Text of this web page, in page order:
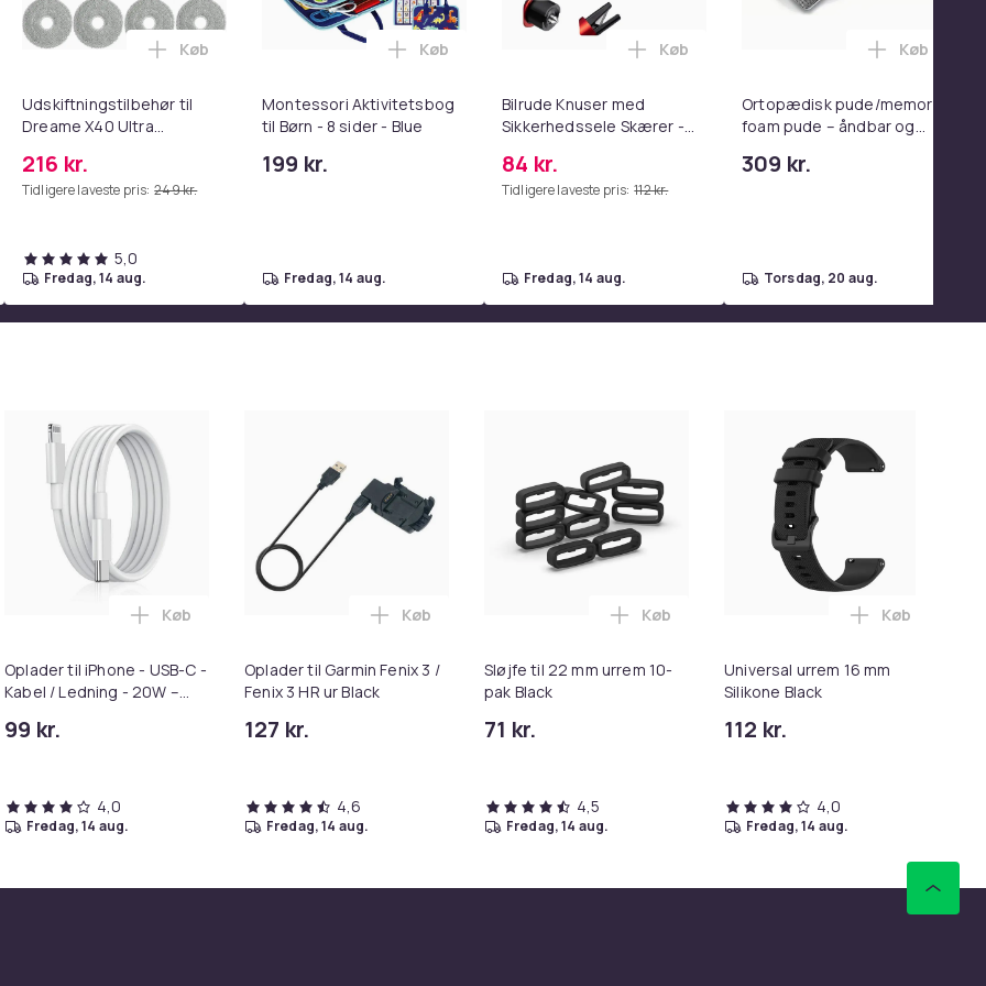
- Mave- og coretræning, yoga og hjemmetræningscenter Pink i kurven
Beauty Vanity Namira - make up spejl med belysning - hollywood spejl - schminke spejl med lys - hvid - dæmpbar med tre
Udskiftningstilbehør til
Dreame X40 Ultra
216 kr.
Tidligere laveste pris: 249 kr.
Læg Udskiftningstilbehør til Dreame X40 Ultra Complete i kurven
Køb
5,0
fredag, 14 aug.
Montessori Aktivitetsbog
til Børn - 8 sider - Blue
199 kr.
Læg Montessori Aktivitetsbog til Børn - 8 sider - Blue i kurven
Køb
fredag, 14 aug.
Bilrude Knuser med
Sikkerhedssele Skærer -
Kompatibel med Alle
Bilmodeller Red
84 kr.
Tidligere laveste pris: 112 kr.
Læg Bilrude Knuser med
Køb
fredag, 14 aug.
Ortopædisk pude/memory
foam pude – åndbar og
309 kr.
Læg
Køb
torsdag, 20 aug.
- Svart/silver i kurven
til Garmin Forerunner 245 Silikone Black 20 mm i kurven
Oplader til iPhone - USB-C -
Kabel / Ledning - 20W –
99 kr.
Læg Oplader til iPhone - USB-C - Kabel / Ledning - 20W – Hurtigoplader i kurven
Køb
4,0
fredag, 14 aug.
Oplader til Garmin Fenix 3 /
Fenix 3 HR ur Black
127 kr.
Læg Oplader til Garmin Fenix 3 / Fenix 3 HR ur Black i kurven
Køb
4,6
fredag, 14 aug.
Sløjfe til 22 mm urrem 10-
pak Black
71 kr.
Læg Sløjfe til 22 mm urrem 10-pak Black i
Køb
4,5
fredag, 14 aug.
Universal urrem 16 mm
Silikone Black
112 kr.
Læg
Køb
4,0
fredag, 14 aug.